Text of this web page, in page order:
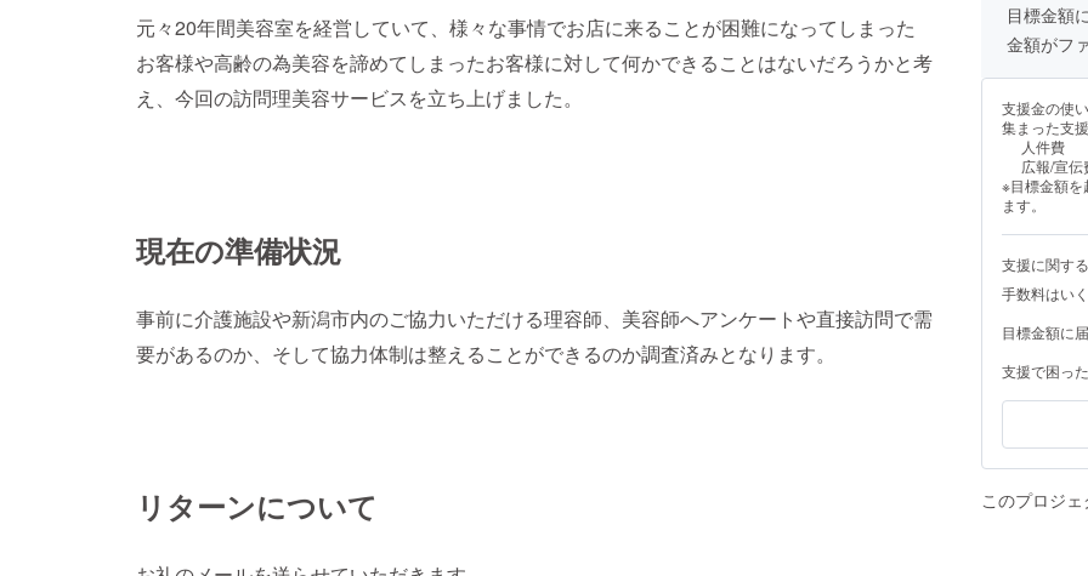
元々20年間美容室を経営していて、様々な事情でお店に来ることが困難になってしまった
お客様や高齢の為美容を諦めてしまったお客様に対して何かできることはないだろうかと考
え、今回の訪問理美容サービスを立ち上げました。
現在の準備状況
事前に介護施設や新潟市内のご協力いただける理容師、美容師へアンケートや直接訪問で需
要があるのか、そして協力体制は整えることができるのか調査済みとなります。
リターンについて
目標金額
金額がフ
支援金の使
集まった支
人件費
広報/宣伝
※目標金額を
ます。
支援に関す
手数料はい
目標金額に
支援で困っ
このプロジ